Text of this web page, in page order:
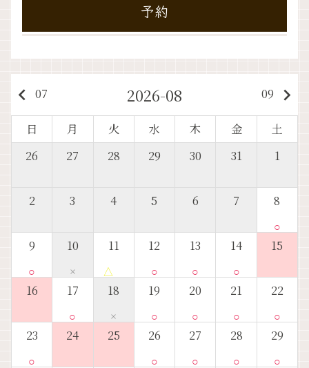
予約
keyboard_arrow_left 07 2026-08 09 keyboard_arrow_right
日 月 火 水 木 金
土
26
27 28 29 30 31 1
2 3 4 5 6 7 8
○
9
○
10
×
11
△
12
○
13
○
14
○
15
16 17
○
18
×
19
○
20
○
21
○
22
○
23
○
24 25 26
○
27
○
28
○
29
○